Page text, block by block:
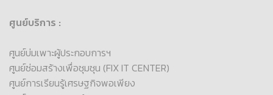
ศูนย์บริการ :
ศูนย์บ่มเพาะผู้ประกอบการฯ
ศูนย์ซ่อมสร้างเพื่อชุมชุน (FIX IT CENTER)
ศูนย์การเรียนรู้เศรษฐกิจพอเพียง